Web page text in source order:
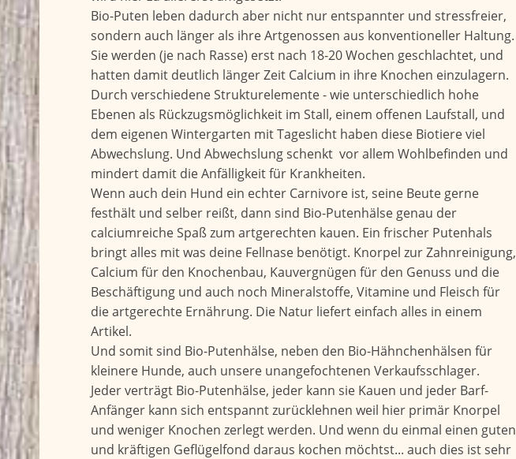
Bio-Puten leben dadurch aber nicht nur entspannter und stressfreier,
sondern auch länger als ihre Artgenossen aus konventioneller Haltung.
Sie werden (je nach Rasse) erst nach 18-20 Wochen geschlachtet, und
hatten damit deutlich länger Zeit Calcium in ihre Knochen einzulagern.
Durch verschiedene Strukturelemente - wie unterschiedlich hohe
Ebenen als Rückzugsmöglichkeit im Stall, einem offenen Laufstall, und
dem eigenen Wintergarten mit Tageslicht haben diese Biotiere viel
Abwechslung. Und Abwechslung schenkt vor allem Wohlbefinden und
mindert damit die Anfälligkeit für Krankheiten.
Wenn auch dein Hund ein echter Carnivore ist, seine Beute gerne
festhält und selber reißt, dann sind Bio-Putenhälse genau der
calciumreiche Spaß zum artgerechten kauen. Ein frischer Putenhals
bringt alles mit was deine Fellnase benötigt. Knorpel zur Zahnreinigung,
Calcium für den Knochenbau, Kauvergnügen für den Genuss und die
Beschäftigung und auch noch Mineralstoffe, Vitamine und Fleisch für
die artgerechte Ernährung. Die Natur liefert einfach alles in einem
Artikel.
Und somit sind Bio-Putenhälse, neben den Bio-Hähnchenhälsen für
kleinere Hunde, auch unsere unangefochtenen Verkaufsschlager.
Jeder verträgt Bio-Putenhälse, jeder kann sie Kauen und jeder Barf-
Anfänger kann sich entspannt zurücklehnen weil hier primär Knorpel
und weniger Knochen zerlegt werden. Und wenn du einmal einen guten
und kräftigen Geflügelfond daraus kochen möchtst... auch dies ist sehr